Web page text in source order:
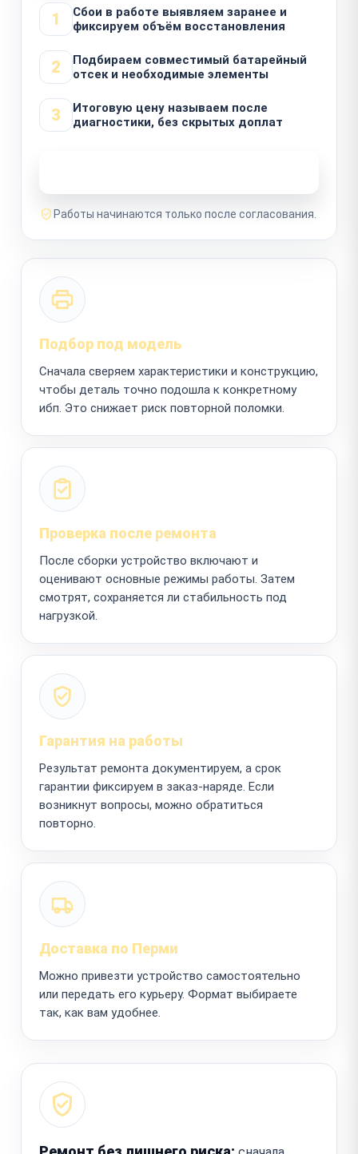
1
Сбои в работе выявляем заранее и
фиксируем объём восстановления
2
Подбираем совместимый батарейный
отсек и необходимые элементы
3
Итоговую цену называем после
диагностики, без скрытых доплат
Работы начинаются только после согласования.
Подбор под модель
Сначала сверяем характеристики и конструкцию,
чтобы деталь точно подошла к конкретному
ибп. Это снижает риск повторной поломки.
Проверка после ремонта
После сборки устройство включают и
оценивают основные режимы работы. Затем
смотрят, сохраняется ли стабильность под
нагрузкой.
Гарантия на работы
Результат ремонта документируем, а срок
гарантии фиксируем в заказ-наряде. Если
возникнут вопросы, можно обратиться
повторно.
Доставка по Перми
Можно привезти устройство самостоятельно
или передать его курьеру. Формат выбираете
так, как вам удобнее.